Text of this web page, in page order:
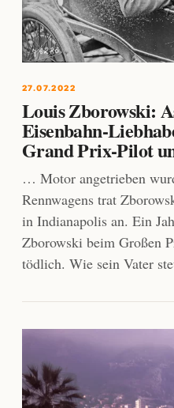
27.07.2022
Louis Zborowski:
Eisenbahn-
Grand Prix-Pilot
… Motor angetrieben
Rennwagens trat
in Indianapolis an. Ein
Zborowski beim Großen
tödlich. Wie sein Vater